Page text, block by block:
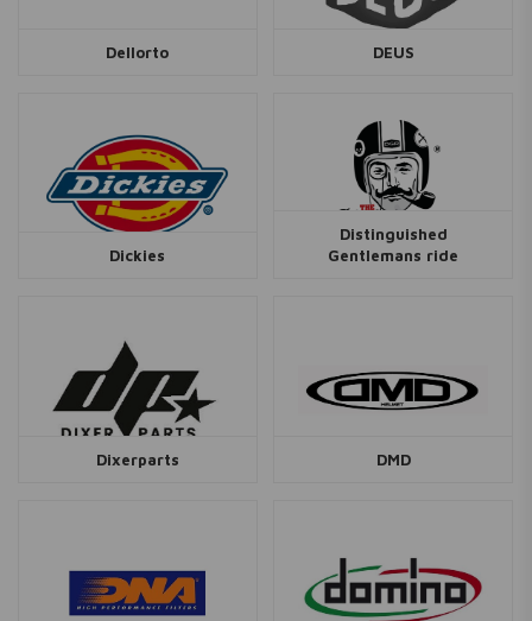
Dellorto DEUS
Dickies
Distinguished
Gentlemans ride
Dixerparts DMD